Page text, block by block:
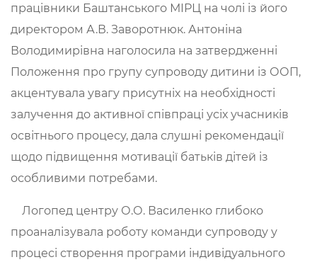
працівники Баштанського МІРЦ на чолі із його
директором А.В. Заворотнюк. Антоніна
Володимирівна наголосила на затвердженні
Положення про групу супроводу дитини із ООП,
акцентувала увагу присутніх на необхідності
залучення до активної співпраці усіх учасників
освітнього процесу, дала слушні рекомендації
щодо підвищення мотивації батьків дітей із
особливими потребами.
Логопед центру О.О. Василенко глибоко
проаналізувала роботу команди супроводу у
процесі створення програми індивідуального